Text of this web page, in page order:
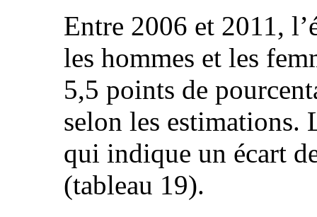
Entre 2006 et 2011,
les hommes et les
5,5 points de
selon les estimations.
qui indique un écart
(tableau 19).